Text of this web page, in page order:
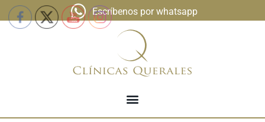
Escríbenos por whatsapp